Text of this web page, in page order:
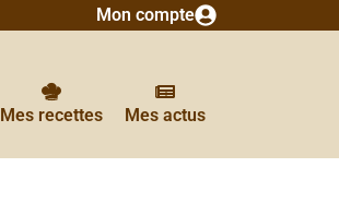
Mon compte
Mes actus
Mes recettes